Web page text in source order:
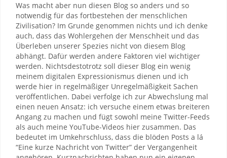
Was macht aber nun diesen Blog so anders und so
notwendig für das fortbestehen der menschlichen
Zivilisation? Im Grunde genommen nichts und ich denke
auch, dass das Wohlergehen der Menschheit und das
Überleben unserer Spezies nicht von diesem Blog
abhängt. Dafür werden andere Faktoren viel wichtiger
werden. Nichtsdestotrotz soll dieser Blog ein wenig
meinem digitalen Expressionismus dienen und ich
werde hier in regelmäßiger Unregelmäßigkeit Sachen
veröffentlichen. Dabei verfolge ich zur Abwechslung mal
einen neuen Ansatz: ich versuche einem etwas breiteren
Angang zu machen und fügt sowohl meine Twitter-Feeds
als auch meine YouTube-Videos hier zusammen. Das
bedeutet im Umkehrschluss, dass die blöden Posts a lá
“Eine kurze Nachricht von Twitter” der Vergangenheit